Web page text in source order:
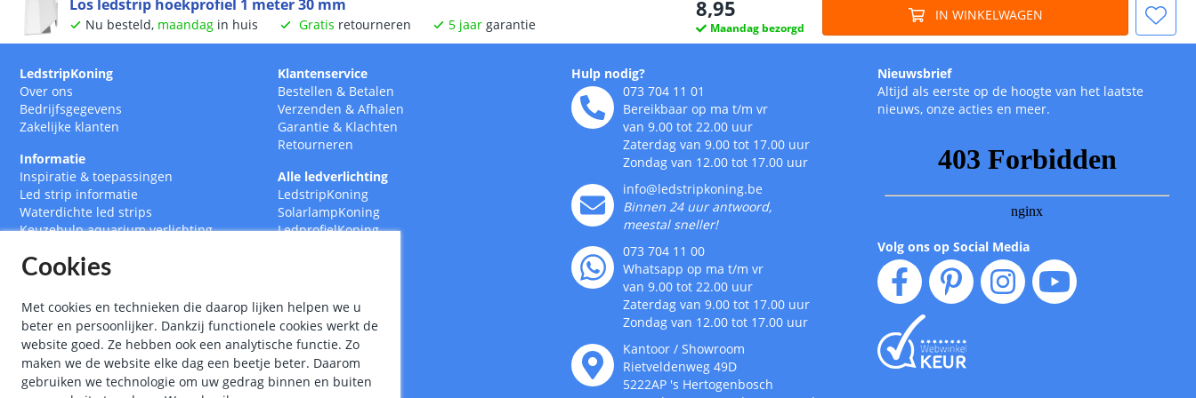
Los ledstrip hoekprofiel 1 meter 30 mm
Nu besteld, maandag in huis Gratis retourneren 5 jaar garantie
8,95
Maandag bezorgd
IN WINKELWAGEN
LedstripKoning
Over ons
Bedrijfsgegevens
Zakelijke klanten
Informatie
Inspiratie & toepassingen
Led strip informatie
Waterdichte led strips
Keuzehulp aquarium verlichting
RGB CCT Multicolor led strips
Led drivers
Ledstrips 12 Volt
Ledstrips 24 Volt
Ledstrip 5 meter
Ledstrip 10 meter
Klantenservice
Bestellen & Betalen
Verzenden & Afhalen
Garantie & Klachten
Retourneren
Alle ledverlichting
LedstripKoning
SolarlampKoning
LedprofielKoning
Hulp nodig?
073 704 11 01
Bereikbaar op ma t/m vr
van 9.00 tot 22.00 uur
Zaterdag van 9.00 tot 17.00 uur
Zondag van 12.00 tot 17.00 uur
info@ledstripkoning.be
Binnen 24 uur antwoord,
meestal sneller!
073 704 11 00
Whatsapp op ma t/m vr
van 9.00 tot 22.00 uur
Zaterdag van 9.00 tot 17.00 uur
Zondag van 12.00 tot 17.00 uur
Kantoor / Showroom
Rietveldenweg 49D
5222AP 's Hertogenbosch
Nieuwsbrief
Altijd als eerste op de hoogte van het laatste
nieuws, onze acties en meer.
Volg ons op Social Media
Cookies
Met cookies en technieken die daarop lijken helpen we u
beter en persoonlijker. Dankzij functionele cookies werkt de
website goed. Ze hebben ook een analytische functie. Zo
maken we de website elke dag een beetje beter. Daarom
gebruiken we technologie om uw gedrag binnen en buiten